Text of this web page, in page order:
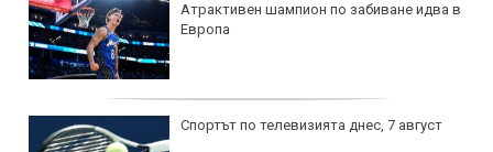
Атрактивен шампион по забиване идва в
Европа
Спортът по телевизията днес, 7 август